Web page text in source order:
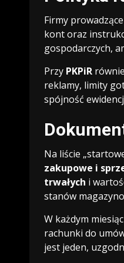
Firmy prowadzące
kont oraz
gospodarczych,
Przy PKPiR
reklamy, limity
spójność
Na liście
zakupowe i
trwałych i
stanów
W każdym
rachunki do
jest jeden,